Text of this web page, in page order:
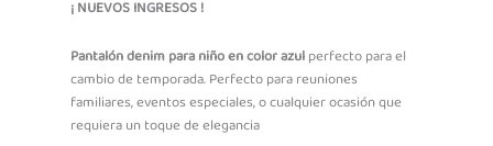
¡ NUEVOS INGRESOS !
Pantalón denim para niño en color azulperfecto para el
cambio de temporada. Perfecto para reuniones
familiares, eventos especiales, o cualquier ocasión que
requiera un toque de elegancia